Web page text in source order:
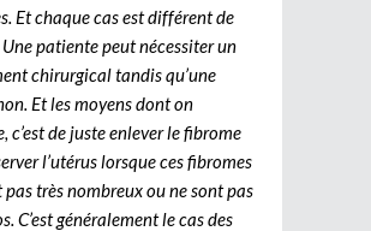
Et chaque cas est différent de
Une patiente peut nécessiter un
chirurgical tandis qu’une
Et les moyens dont on
c’est de juste enlever le fibrome
l’utérus lorsque ces fibromes
pas très nombreux ou ne sont pas
C’est généralement le cas des